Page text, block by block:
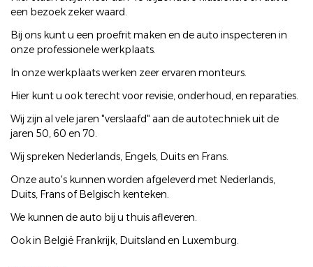
een bezoek zeker waard.
Bij ons kunt u een proefrit maken en de auto inspecteren in
onze professionele werkplaats.
In onze werkplaats werken zeer ervaren monteurs.
Hier kunt u ook terecht voor revisie, onderhoud, en reparaties.
Wij zijn al vele jaren "verslaafd" aan de autotechniek uit de
jaren 50, 60 en 70.
Wij spreken Nederlands, Engels, Duits en Frans.
Onze auto's kunnen worden afgeleverd met Nederlands,
Duits, Frans of Belgisch kenteken.
We kunnen de auto bij u thuis afleveren.
Ook in België Frankrijk, Duitsland en Luxemburg.